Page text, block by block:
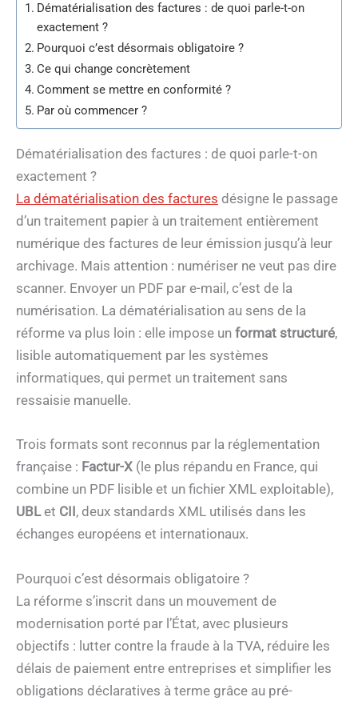
Dématérialisation des factures : de quoi parle-t-on
exactement ?
Pourquoi c’est désormais obligatoire ?
Ce qui change concrètement
Comment se mettre en conformité ?
Par où commencer ?
Dématérialisation des factures : de quoi parle-t-on
exactement ?
La dématérialisation des factures désigne le passage
d’un traitement papier à un traitement entièrement
numérique des factures de leur émission jusqu’à leur
archivage. Mais attention : numériser ne veut pas dire
scanner. Envoyer un PDF par e-mail, c’est de la
numérisation. La dématérialisation au sens de la
réforme va plus loin : elle impose un format structuré,
lisible automatiquement par les systèmes
informatiques, qui permet un traitement sans
ressaisie manuelle.
Trois formats sont reconnus par la réglementation
française : Factur-X (le plus répandu en France, qui
combine un PDF lisible et un fichier XML exploitable),
UBLet CII, deux standards XML utilisés dans les
échanges européens et internationaux.
Pourquoi c’est désormais obligatoire ?
La réforme s’inscrit dans un mouvement de
modernisation porté par l’État, avec plusieurs
objectifs : lutter contre la fraude à la TVA, réduire les
délais de paiement entre entreprises et simplifier les
obligations déclaratives à terme grâce au pré-